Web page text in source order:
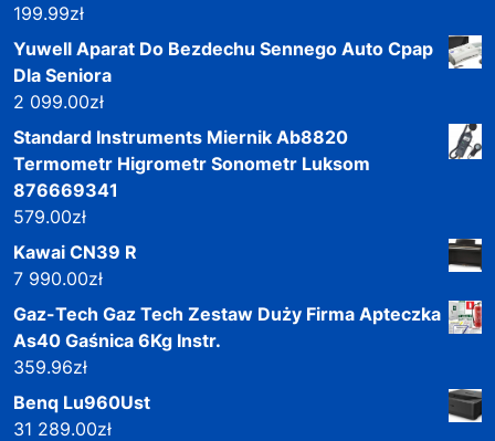
199.99zł
Yuwell Aparat Do Bezdechu Sennego Auto Cpap
Dla Seniora
2 099.00zł
Standard Instruments Miernik Ab8820
Termometr Higrometr Sonometr Luksom
876669341
579.00zł
Kawai CN39 R
7 990.00zł
Gaz-Tech Gaz Tech Zestaw Duży Firma Apteczka
As40 Gaśnica 6Kg Instr.
359.96zł
Benq Lu960Ust
31 289.00zł